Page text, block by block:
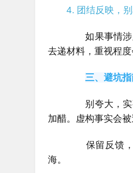
4. 团结反映，
如果事情涉
去递材料，重视程度
三、避坑
别夸大，实
加醋。虚构事实会
保留反馈，
海。